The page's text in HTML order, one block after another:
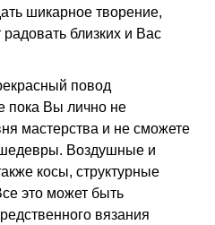
шикарное творение,
близких и Вас
повод
пока Вы лично не
мастерства и не сможете
Воздушные и
косы, структурные
это может быть
вязания